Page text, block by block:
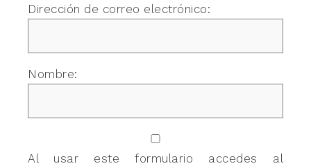
Dirección de correo electrónico:
Nombre:
Al usar este formulario accedes al